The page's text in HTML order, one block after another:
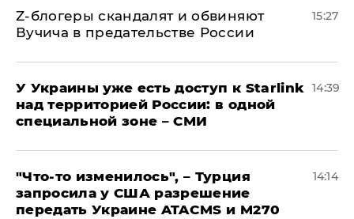
Z-блогеры скандалят и обвиняют
Вучича в предательстве России
15:27
У Украины уже есть доступ к Starlink
над территорией России: в одной
специальной зоне – СМИ
14:39
​"Что-то изменилось", – Турция
запросила у США разрешение
передать Украине ATACMS и M270
14:14